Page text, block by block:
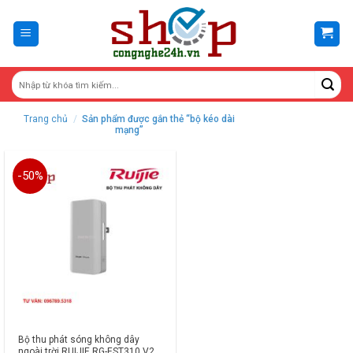
content
Trang chủ / Sản phẩm được gắn thẻ “bộ kéo dài
mạng”
-50%
Bộ thu phát sóng không dây